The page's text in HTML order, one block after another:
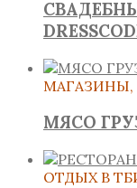
МАГАЗИНЫ,
МЯСО
ОТДЫХ В